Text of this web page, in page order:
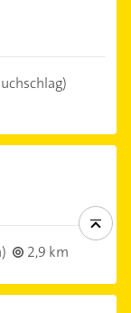
2,9 km